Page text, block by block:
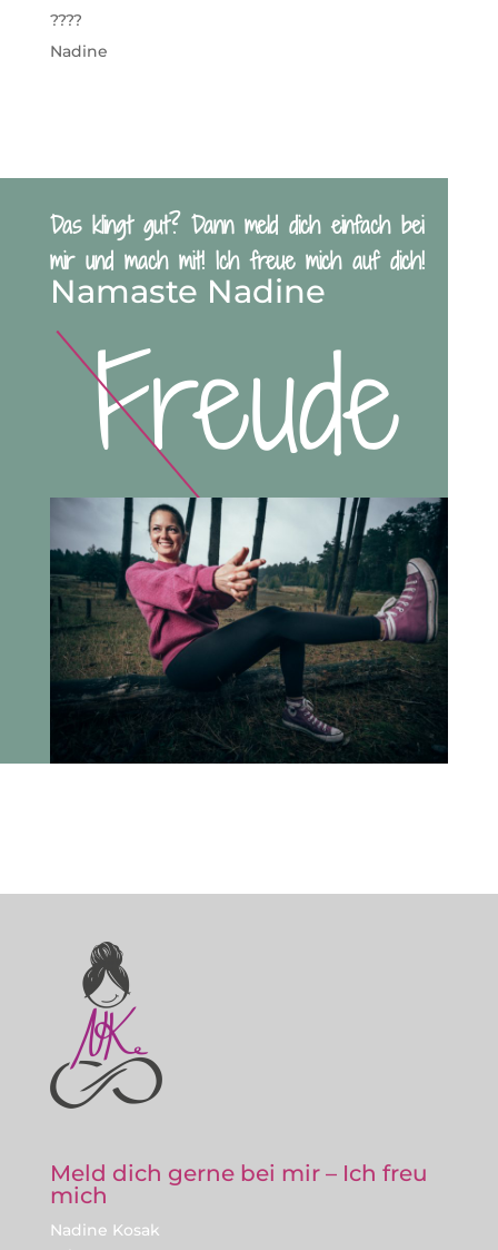
????
Nadine
Das klingt gut? Dann meld dich einfach bei
mir und mach mit! Ich freue mich auf dich!
Namaste Nadine
Freude
Meld dich gerne bei mir – Ich freu
mich
Nadine Kosak